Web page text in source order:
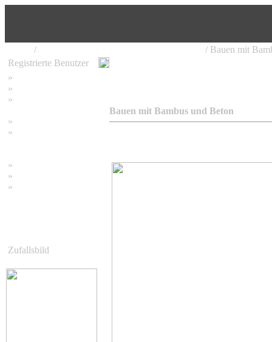
/
/ Bauen mit
Registrierte Benutzer
»
»
»
»
»
»
»
»
Zufallsbild
Bauen mit Bambus und Beton